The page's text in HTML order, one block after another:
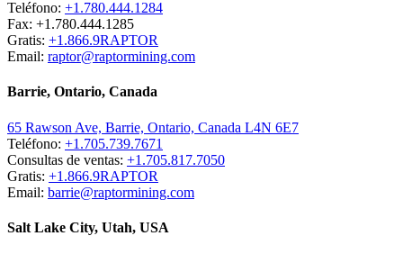
Teléfono: +1.780.444.1284
Fax: +1.780.444.1285
Gratis: +1.866.9RAPTOR
Email: raptor@raptormining.com
Barrie, Ontario, Canada
65 Rawson Ave, Barrie, Ontario, Canada L4N 6E7
Teléfono: +1.705.739.7671
Consultas de ventas: +1.705.817.7050
Gratis: +1.866.9RAPTOR
Email: barrie@raptormining.com
Salt Lake City, Utah, USA